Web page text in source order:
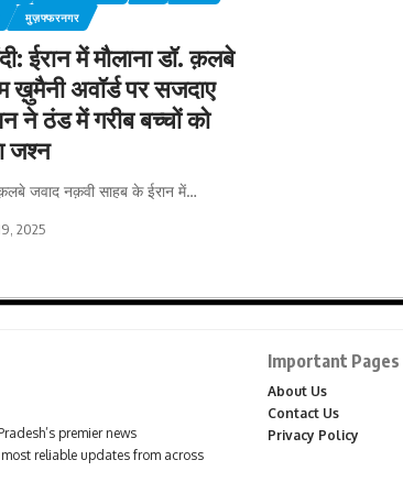
मुज़फ्फरनगर
ईरान में मौलाना डॉ. क़लबे
ख़ुमैनी अवॉर्ड पर सजदाए
ठंड में गरीब बच्चों को
जश्न
जवाद नक़वी साहब के ईरान में…
2025
premier news
reliable updates from across
Important Pages
About Us
Contact Us
Privacy Policy